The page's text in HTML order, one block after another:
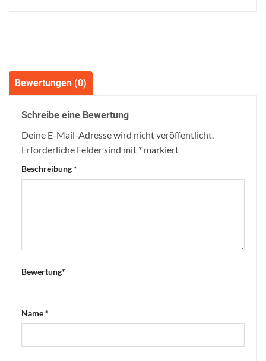
Bewertungen (0)
Schreibe eine Bewertung
Deine E-Mail-Adresse wird nicht veröffentlicht.
Erforderliche Felder sind mit * markiert
Beschreibung*
Bewertung*
Name*